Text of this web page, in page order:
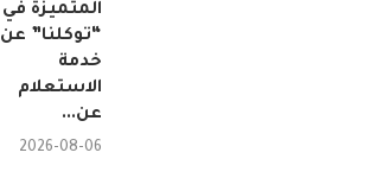
المتميزة في
“توكلنا” عن
خدمة
الاستعلام
عن...
2026-08-06